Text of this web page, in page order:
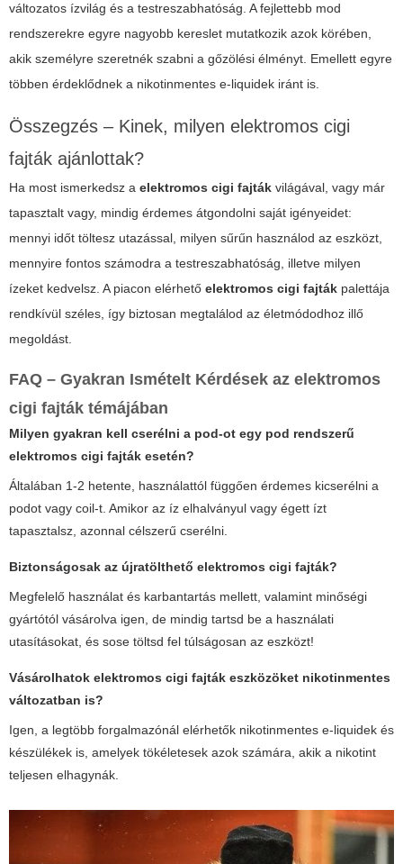
változatos ízvilág és a testreszabhatóság. A fejlettebb mod
rendszerekre egyre nagyobb kereslet mutatkozik azok körében,
akik személyre szeretnék szabni a gőzölési élményt. Emellett egyre
többen érdeklődnek a nikotinmentes e-liquidek iránt is.
Összegzés – Kinek, milyen elektromos cigi
fajták ajánlottak?
Ha most ismerkedsz a elektromos cigi fajták világával, vagy már
tapasztalt vagy, mindig érdemes átgondolni saját igényeidet:
mennyi időt töltesz utazással, milyen sűrűn használod az eszközt,
mennyire fontos számodra a testreszabhatóság, illetve milyen
ízeket kedvelsz. A piacon elérhető elektromos cigi fajták palettája
rendkívül széles, így biztosan megtalálod az életmódodhoz illő
megoldást.
FAQ – Gyakran Ismételt Kérdések az elektromos
cigi fajták témájában
Milyen gyakran kell cserélni a pod-ot egy pod rendszerű
elektromos cigi fajták esetén?
Általában 1-2 hetente, használattól függően érdemes kicserélni a
podot vagy coil-t. Amikor az íz elhalványul vagy égett ízt
tapasztalsz, azonnal célszerű cserélni.
Biztonságosak az újratölthető elektromos cigi fajták?
Megfelelő használat és karbantartás mellett, valamint minőségi
gyártótól vásárolva igen, de mindig tartsd be a használati
utasításokat, és sose töltsd fel túlságosan az eszközt!
Vásárolhatok elektromos cigi fajták eszközöket nikotinmentes
változatban is?
Igen, a legtöbb forgalmazónál elérhetők nikotinmentes e-liquidek és
készülékek is, amelyek tökéletesek azok számára, akik a nikotint
teljesen elhagynák.